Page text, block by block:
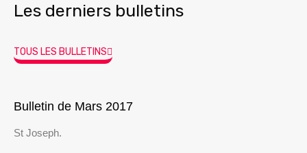
Les derniers bulletins
TOUS LES BULLETINS
Bulletin de Mars 2017
St Joseph.